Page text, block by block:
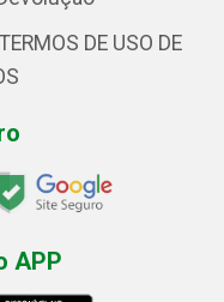
DE USO DE
APP